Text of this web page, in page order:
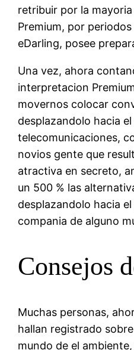
retribuir por la
Premium, por
eDarling, posee
Una vez, ahora
interpretacion
movernos colocar
desplazandolo hacia el
telecomunicaciones,
novios gente que
atractiva en secreto,
un 500 % las
desplazandolo hacia
compania de alguno
Consejos
Muchas personas,
hallan registrado
mundo de el